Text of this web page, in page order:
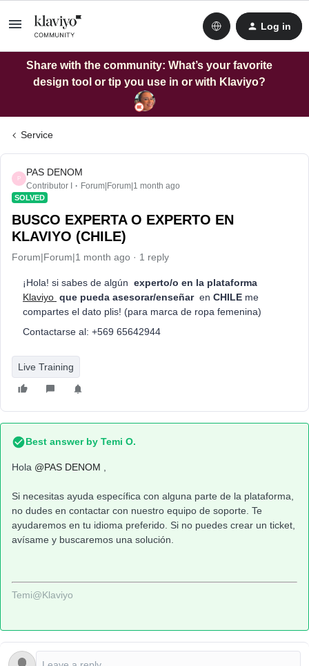
Log in
Share with the community: What’s your favorite
design tool or tip you use in or with Klaviyo?
Service
P
PAS DENOM
Contributor I Forum|Forum|1 month ago
SOLVED
BUSCO EXPERTA O EXPERTO EN
KLAVIYO (CHILE)
Forum|Forum|1 month ago 1 reply
¡Hola! si sabes de algún experto/o en la plataforma
Klaviyo que pueda asesorar/enseñar en CHILE me
compartes el dato plis! (para marca de ropa femenina)
Contactarse al: +569 65642944
Live Training
Best answer by Temi O.
Hola ​ @PAS DENOM
Si necesitas ayuda específica con alguna parte de la plataforma,
no dudes en contactar con nuestro equipo de soporte. Te
ayudaremos en tu idioma preferido. Si no puedes crear un ticket,
avísame y buscaremos una solución.
Temi@Klaviyo